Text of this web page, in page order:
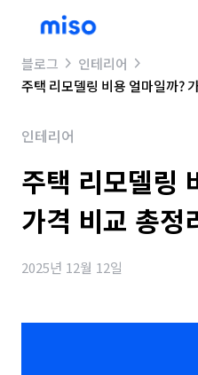
블로그
인테리어
주택 리모델링 비용 얼마일까?
인테리어
주택 리모델링
가격 비교 총정
2025년 12월 12일